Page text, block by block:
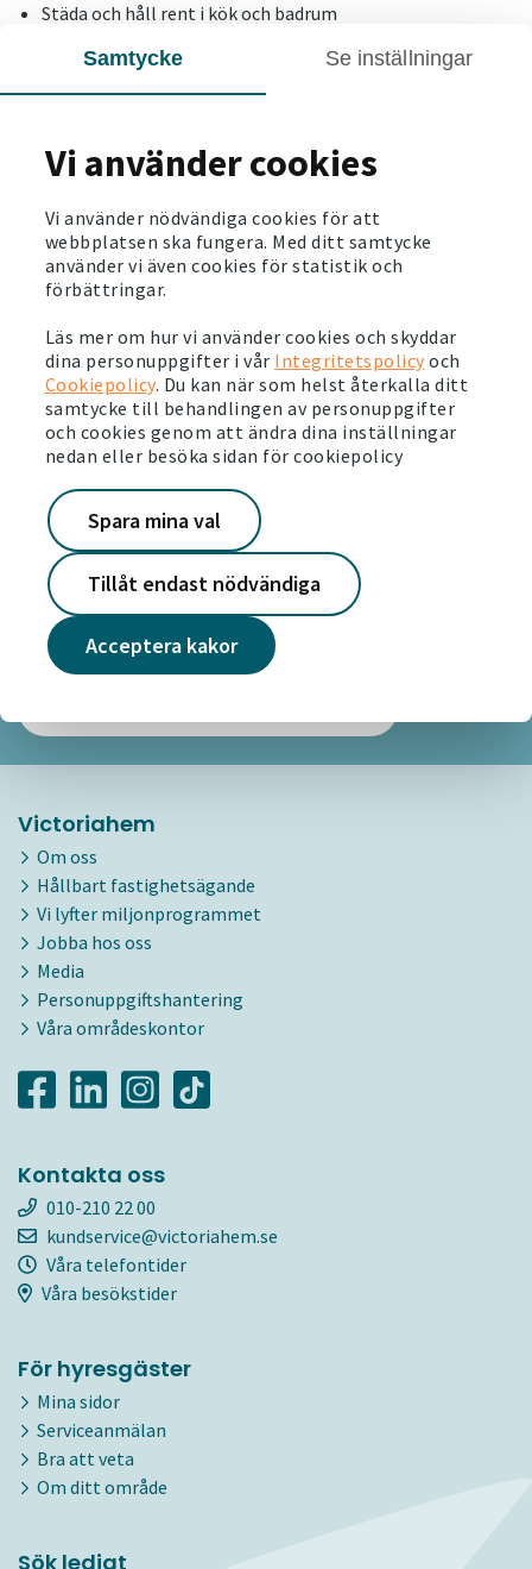
Samtycke Se inställningar
Vi använder cookies
Vi använder nödvändiga cookies för att
webbplatsen ska fungera. Med ditt samtycke
använder vi även cookies för statistik och
förbättringar.
Läs mer om hur vi använder cookies och skyddar
dina personuppgifter i vår Integritetspolicy och
Cookiepolicy. Du kan när som helst återkalla ditt
samtycke till behandlingen av personuppgifter
och cookies genom att ändra dina inställningar
nedan eller besöka sidan för cookiepolicy
Acceptera kakor
Spara mina val
Tillåt endast nödvändiga
Städa och håll rent i kök och badrum
Bädda sängen och dra upp persienner
Checklista för flyttstädning
Det är mycket som ska städas innan du ska lämna
lägenheten. Det är viktigt att flyttstädningen görs
noggrant och på fackmannamässigt vis. Använd gärna vår
checklista inför flyttstädning som stöd.
Till checklista för flyttstädning
Tips inför avflyttningsbesiktning
Det är mycket som kontrolleras på besiktningen. Här hittar
du bra tips för en godkänd avflyttningsbesiktning.
Victoriahem
Om oss
Hållbart fastighetsägande
Vi lyfter miljonprogrammet
Jobba hos oss
Media
Personuppgiftshantering
Våra områdeskontor
Kontakta oss
010-210 22 00
kundservice@victoriahem.se
Våra telefontider
Våra besökstider
För hyresgäster
Mina sidor
Serviceanmälan
Bra att veta
Om ditt område
Sök ledigt